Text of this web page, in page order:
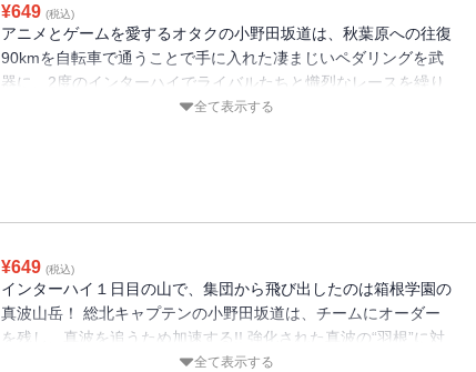
手にするため、飛び出した総北高校の鏑木と段竹。箱根学園の銅
橋正清も総北を追いかけて先頭へ!! さらに最後方から追い上げる
人物が…!?
¥649 (税込)
アニメとゲームを愛するオタクの小野田坂道は、秋葉原への往復
90kmを自転車で通うことで手に入れた凄まじいペダリングを武
器に、2度のインターハイでライバルたちと熾烈なレースを繰り
広げてきた。３年生となり、総北高校のキャプテンに任命された
ンターハイの幕が上がる！ １日目の最初のリザルト、スプリン
学園・銅橋、群馬陵成・雉の三者！ ロードレースの常識が通じ
ない雉弓射に翻弄されながらも、先頭を譲らない鏑木と銅橋。三
者三様の策略が交錯する中、リザルトラインを最初に越えたの
全て表示する
¥649 (税込)
インターハイ１日目の山で、集団から飛び出したのは箱根学園の
真波山岳！ 総北キャプテンの小野田坂道は、チームにオーダー
を残し、真波を追うため加速する!! 強化された真波の“羽根”に対
し、坂道が見せた新しい可能性とは…!?
全て表示する